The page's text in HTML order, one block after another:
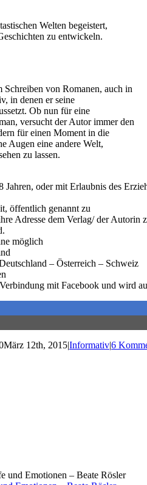
Welten begeistert,
zu entwickeln.
von Romanen, auch in
in denen er seine
Ob nun für eine
versucht der Autor immer den
für einen Moment in die
Augen eine andere Welt,
zu lassen.
oder mit Erlaubnis des
öffentlich genannt zu
Adresse dem Verlag/ der Autorin
möglich
– Österreich – Schweiz
mit Facebook und wird
März 12th, 2015|Informativ|6